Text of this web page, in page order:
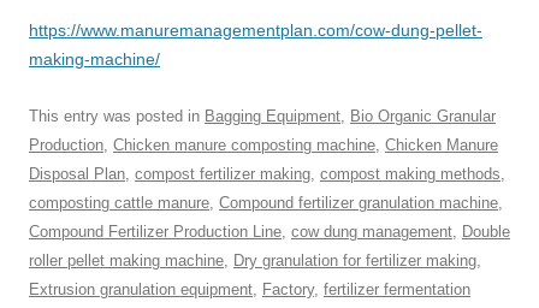
https://www.manuremanagementplan.com/cow-dung-pellet-
making-machine/
This entry was posted in Bagging Equipment, Bio Organic Granular
Production, Chicken manure composting machine, Chicken Manure
Disposal Plan, compost fertilizer making, compost making methods,
composting cattle manure, Compound fertilizer granulation machine,
Compound Fertilizer Production Line, cow dung management, Double
roller pellet making machine, Dry granulation for fertilizer making,
Extrusion granulation equipment, Factory, fertilizer fermentation